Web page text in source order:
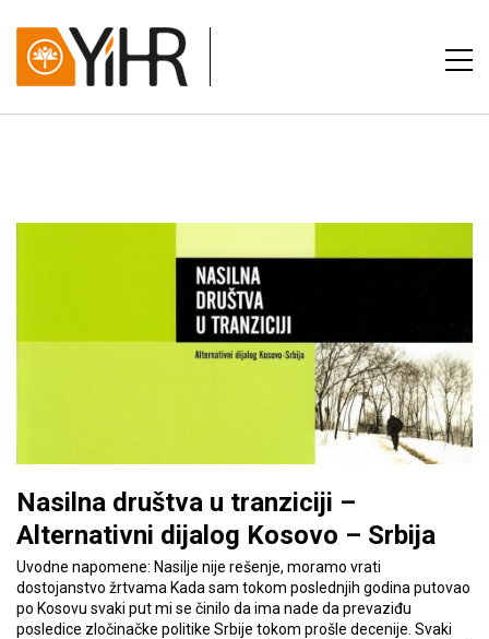
Nasilna društva u tranziciji –
Alternativni dijalog Kosovo – Srbija
Uvodne napomene: Nasilje nije rešenje, moramo vrati
dostojanstvo žrtvama Kada sam tokom poslednjih godina putovao
po Kosovu svaki put mi se činilo da ima nade da prevaziđu
posledice zločinačke politike Srbije tokom prošle decenije. Svaki